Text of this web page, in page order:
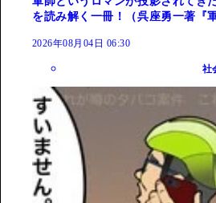
を読み解く一冊！（呉座勇一著『
2026年08月04日 06:30
社